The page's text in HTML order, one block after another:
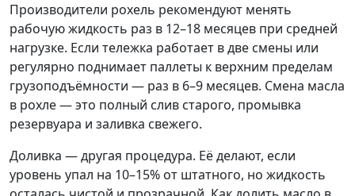
Производители рохель рекомендуют менять
рабочую жидкость раз в 12–18 месяцев при средней
нагрузке. Если тележка работает в две смены или
регулярно поднимает паллеты к верхним пределам
грузоподъёмности — раз в 6–9 месяцев. Смена масла
в рохле — это полный слив старого, промывка
резервуара и заливка свежего.
Доливка — другая процедура. Её делают, если
уровень упал на 10–15% от штатного, но жидкость